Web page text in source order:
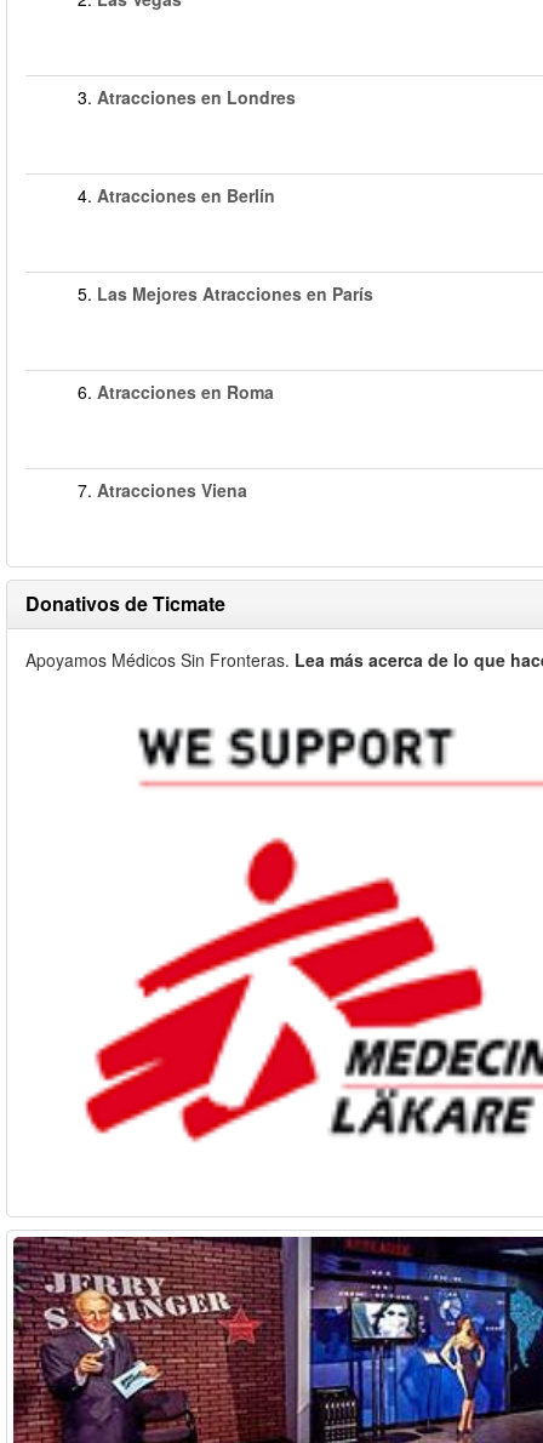
3. Atracciones en Londres
4. Atracciones en Berlín
5. Las Mejores Atracciones en París
6. Atracciones en Roma
7. Atracciones Viena
Donativos de Ticmate
Apoyamos Médicos Sin Fronteras. Lea más acerca de lo que